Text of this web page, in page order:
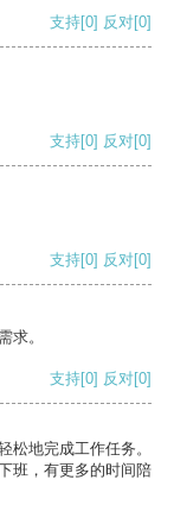
支持[0] 反对[0]
支持[0] 反对[0]
支持[0] 反对[0]
求。
支持[0] 反对[0]
松地完成工作任务。
班，有更多的时间陪